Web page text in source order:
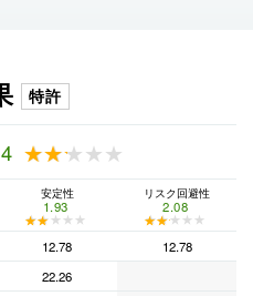
特許
★★★★★
★★★★★
安定性
1.93
★★★★★
★★★★★
リスク回避性
2.08
★★★★★
★★★★★
12.78
12.78
22.26